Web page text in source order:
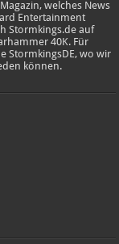
welches News
Entertainment
Stormkings.de auf
40K. Für
StormkingsDE, wo wir
können.